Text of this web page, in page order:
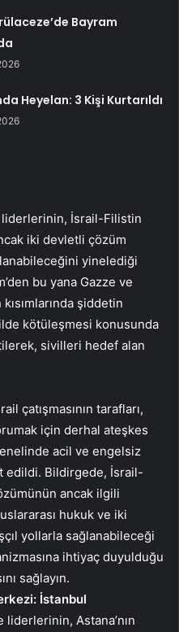
Bayram
Heyelan: 3 Kişi Kurtarıldı
liderlerinin, İsrail-Filistin
iki devletli çözüm
yinelediği
bu yana Gazze ve
şiddetin
kötüleşmesi konusunda
sivilleri hedef alan
çatışmasının tarafları,
için derhal ateşkes
acil ve engelsiz
edildi. Bildirgede, İsrail-
ancak ilgili
hukuk ve iki
yollarla sağlanabileceği
ihtiyaç duyulduğu
sağlayın.
İstanbul
Astana’nın